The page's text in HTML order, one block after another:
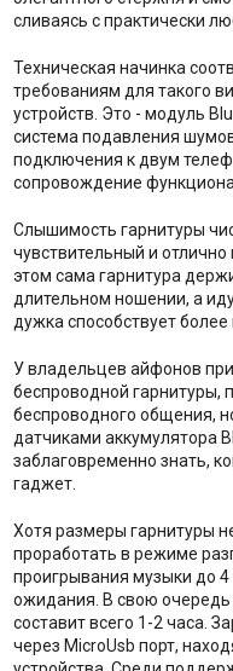
сливаясь с практически
Техническая начинка
требованиям для такого
устройств. Это - модуль
система подавления
подключения к двум
сопровождение
Слышимость гарнитуры
чувствительный и
этом сама гарнитура
длительном ношении, а
дужка способствует более
У владельцев айфонов
беспроводной гарнитуры,
беспроводного общения,
датчиками аккумулятора
заблаговременно знать,
гаджет.
Хотя размеры гарнитуры
проработать в режиме
проигрывания музыки до
ожидания. В свою очередь
составит всего 1-2 часа.
через MicroUsb порт,